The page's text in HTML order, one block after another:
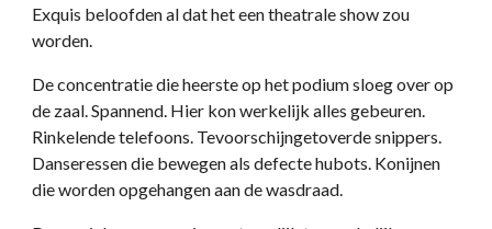
Exquis beloofden al dat het een theatrale show zou
worden.
De concentratie die heerste op het podium sloeg over op
de zaal. Spannend. Hier kon werkelijk alles gebeuren.
Rinkelende telefoons. Tevoorschijngetoverde snippers.
Danseressen die bewegen als defecte hubots. Konijnen
die worden opgehangen aan de wasdraad.